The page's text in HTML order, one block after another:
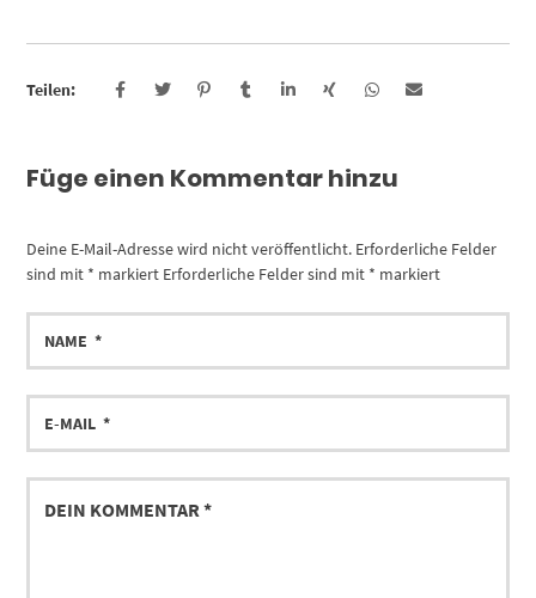
Teilen:
Füge einen Kommentar hinzu
Deine E-Mail-Adresse wird nicht veröffentlicht. Erforderliche Felder
sind mit * markiert Erforderliche Felder sind mit * markiert